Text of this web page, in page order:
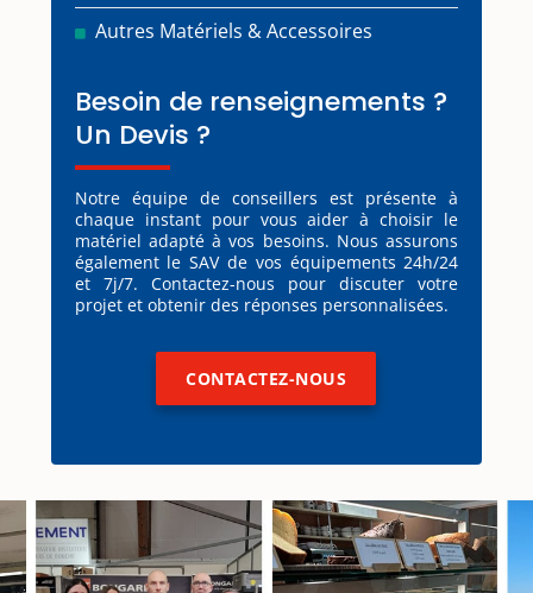
Autres Matériels & Accessoires
Besoin de renseignements ?
Un Devis ?
Notre équipe de conseillers est présente à
chaque instant pour vous aider à choisir le
matériel adapté à vos besoins. Nous assurons
également le SAV de vos équipements 24h/24
et 7j/7. Contactez-nous pour discuter votre
projet et obtenir des réponses personnalisées.
CONTACTEZ-NOUS